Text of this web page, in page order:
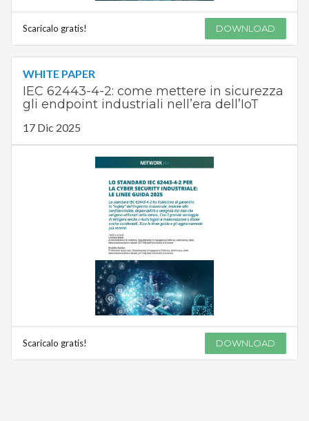
Scaricalo gratis! DOWNLOAD
WHITE PAPER
IEC 62443-4-2: come mettere in sicurezza
gli endpoint industriali nell’era dell’IoT
17 Dic 2025
Scaricalo gratis! DOWNLOAD